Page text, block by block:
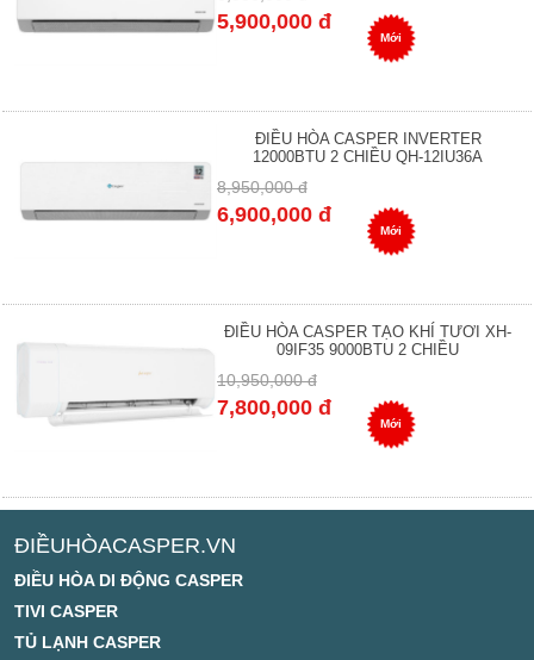
5,900,000 đ
Mới
ĐIỀU HÒA CASPER INVERTER
12000BTU 2 CHIỀU QH-12IU36A
8,950,000 đ
6,900,000 đ
Mới
ĐIỀU HÒA CASPER TẠO KHÍ TƯƠI XH-
09IF35 9000BTU 2 CHIỀU
10,950,000 đ
7,800,000 đ
Mới
ĐIỀUHÒACASPER.VN
ĐIỀU HÒA DI ĐỘNG CASPER
TIVI CASPER
TỦ LẠNH CASPER